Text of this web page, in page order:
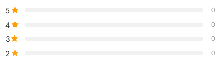
5 0
4 0
3 0
2 0